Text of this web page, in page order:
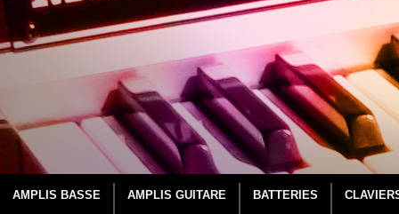
AMPLIS BASSE AMPLIS GUITARE BATTERIES